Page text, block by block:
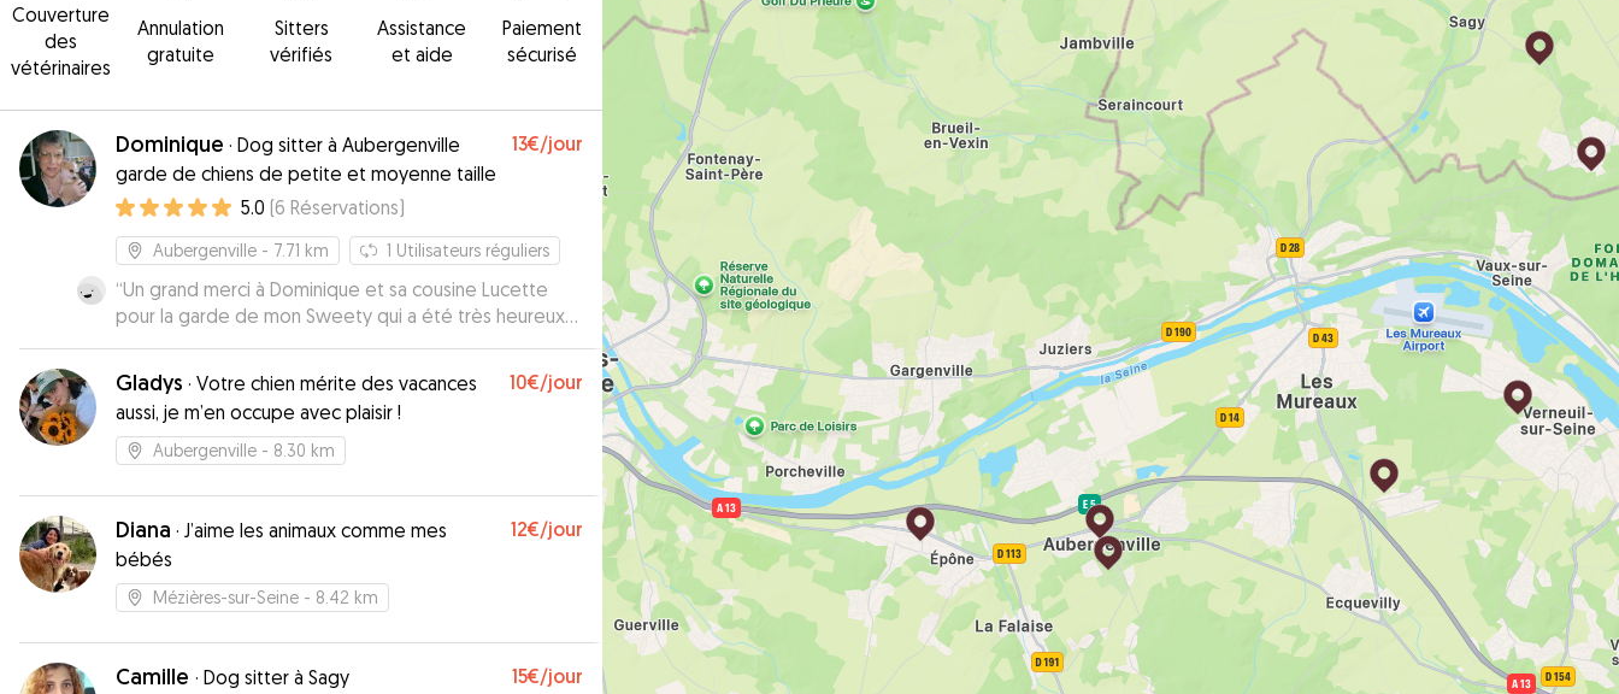
Couverture
des
vétérinaires
Annulation
gratuite
Sitters
vérifiés
Assistance
et aide
Paiement
sécurisé
Dominique · Dog sitter à Aubergenville
garde de chiens de petite et moyenne taille
13€/jour
5.0 (6 Réservations)
Aubergenville - 7.71 km 1 Utilisateurs réguliers
“Un grand merci à Dominique et sa cousine Lucette
pour la garde de mon Sweety qui a été très heureux
durant ce long week-end de Pâques.”
Gladys · Votre chien mérite des vacances
aussi, je m’en occupe avec plaisir !
10€/jour
Aubergenville - 8.30 km
Diana · J’aime les animaux comme mes
bébés
12€/jour
Mézières-sur-Seine - 8.42 km
Camille · Dog sitter à Sagy 15€/jour